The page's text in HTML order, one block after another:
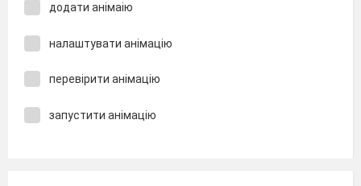
додати анімаію
налаштувати анімацію
перевірити анімацію
запустити анімацію